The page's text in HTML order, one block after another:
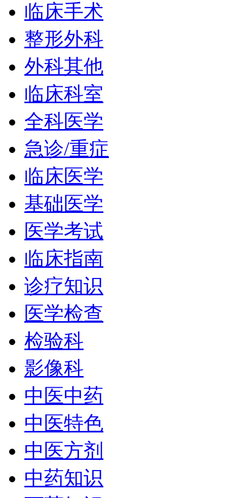
临床手术
整形外科
外科其他
临床科室
全科医学
急诊/重症
临床医学
基础医学
医学考试
临床指南
诊疗知识
医学检查
检验科
影像科
中医中药
中医特色
中医方剂
中药知识